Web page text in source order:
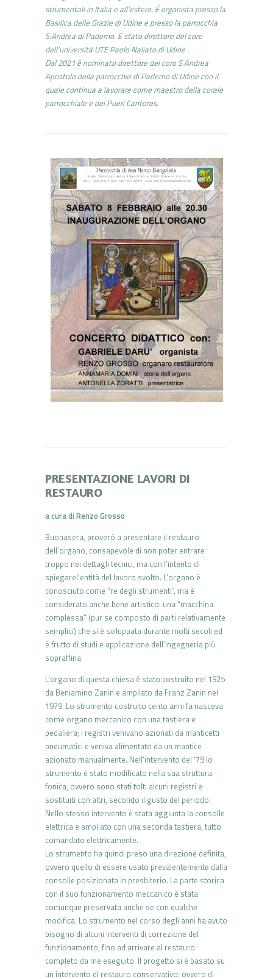
strumentali in Italia e all’estero. È organista presso la
Basilica delle Grazie di Udine e presso la parrocchia
S.Andrea di Paderno. E stato direttore del coro
dell’università UTE Paolo Naliato di Udine .
Dal 2021 è nominato direttore del coro S.Andrea
Apostolo della parrocchia di Paderno di Udine con il
quale continua a lavorare come maestro della corale
parrocchiale e dei Pueri Cantores.
PRESENTAZIONE LAVORI DI
RESTAURO
a cura di Renzo Grosso
Buonasera, proverò a presentare il restauro
dell’organo, consapevole di non poter entrare
troppo nei dettagli tecnici, ma con l’intento di
spiegarel’entità del lavoro svolto. L’organo è
conosciuto come “re degli strumenti”, ma è
considerato anche bene artistico: una “macchina
complessa” (pur se composto di parti relativamente
semplici) che si è sviluppata durante molti secoli ed
è frutto di studi e applicazione dell’ingegneria più
sopraffina.
L’organo di questa chiesa è stato costruito nel 1925
da Beniamino Zanin e ampliato da Franz Zanin nel
1979. Lo strumento costruito cento anni fa nasceva
come organo meccanico con una tastiera e
pedaliera; i registri venivano azionati da manticetti
pneumatici e veniva alimentato da un mantice
azionato manualmente. Nell’intervento del ’79 lo
strumento è stato modificato nella sua struttura
fonica, ovvero sono stati tolti alcuni registri e
sostituiti con altri, secondo il gusto del periodo.
Nello stesso intervento è stata aggiunta la consolle
elettrica e ampliato con una seconda tastiera, tutto
comandato elettricamente.
Lo strumento ha quindi preso una direzione definita,
ovvero quello di essere usato prevalentemente dalla
consolle posizionata in presbiterio. La parte storica
con il suo funzionamento meccanico è stata
comunque preservata anche se con qualche
modifica. Lo strumento nel corso degli anni ha avuto
bisogno di alcuni interventi di correzione del
funzionamento, fino ad arrivare al restauro
completo da me eseguito. Il progetto si è basato su
un intervento di restauro conservativo: ovvero di